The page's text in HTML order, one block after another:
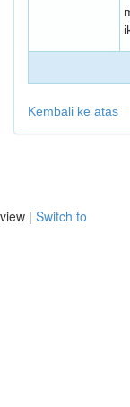
Kembali ke atas
view | Switch to